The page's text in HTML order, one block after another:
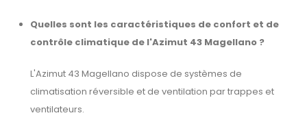
Quelles sont les caractéristiques de confort et de
contrôle climatique de l'Azimut 43 Magellano ?
L'Azimut 43 Magellano dispose de systèmes de
climatisation réversible et de ventilation par trappes et
ventilateurs.